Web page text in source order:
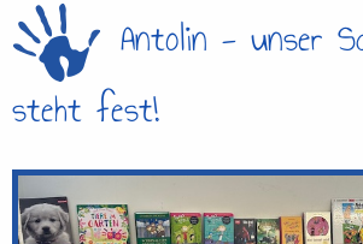
Antolin - unser
steht fest!